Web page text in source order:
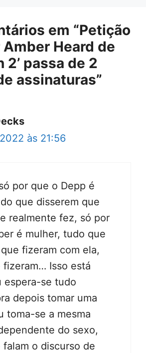
em “Petição
Heard de
2’ passa de 2
assinaturas”
às 21:56
por que o Depp é
que disserem que
realmente fez, só por
é mulher, tudo que
fizeram com ela,
fizeram… Isso está
espera-se tudo
depois tomar uma
toma-se a mesma
do sexo,
o discurso de